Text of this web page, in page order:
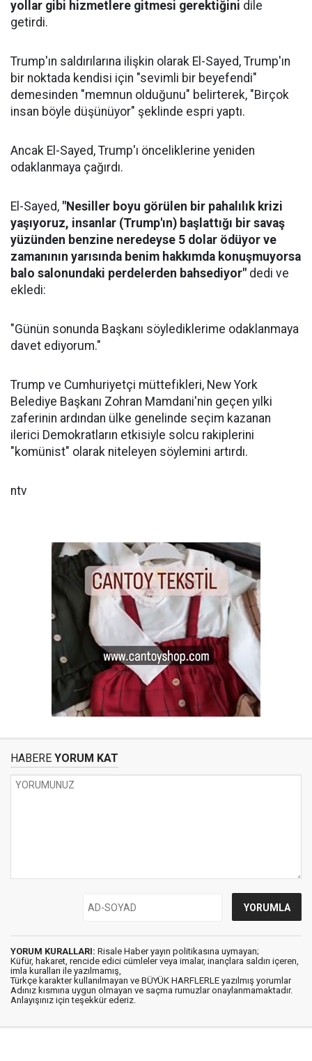
yollar gibi hizmetlere gitmesi gerektiğini dile
getirdi.
Trump'ın saldırılarına ilişkin olarak El-Sayed, Trump'ın
bir noktada kendisi için "sevimli bir beyefendi"
demesinden "memnun olduğunu" belirterek, "Birçok
insan böyle düşünüyor" şeklinde espri yaptı.
Ancak El-Sayed, Trump'ı önceliklerine yeniden
odaklanmaya çağırdı.
El-Sayed, "Nesiller boyu görülen bir pahalılık krizi
yaşıyoruz, insanlar (Trump'ın) başlattığı bir savaş
yüzünden benzine neredeyse 5 dolar ödüyor ve
zamanının yarısında benim hakkımda konuşmuyorsa
balo salonundaki perdelerden bahsediyor" dedi ve
ekledi:
"Günün sonunda Başkanı söylediklerime odaklanmaya
davet ediyorum."
Trump ve Cumhuriyetçi müttefikleri, New York
Belediye Başkanı Zohran Mamdani'nin geçen yılki
zaferinin ardından ülke genelinde seçim kazanan
ilerici Demokratların etkisiyle solcu rakiplerini
"komünist" olarak niteleyen söylemini artırdı.
ntv
HABERE YORUM KAT
YORUM KURALLARI: Risale Haber yayın politikasına uymayan;
Küfür, hakaret, rencide edici cümleler veya imalar, inançlara saldırı içeren,
imla kuralları ile yazılmamış,
Türkçe karakter kullanılmayan ve BÜYÜK HARFLERLE yazılmış yorumlar
Adınız kısmına uygun olmayan ve saçma rumuzlar onaylanmamaktadır.
Anlayışınız için teşekkür ederiz.